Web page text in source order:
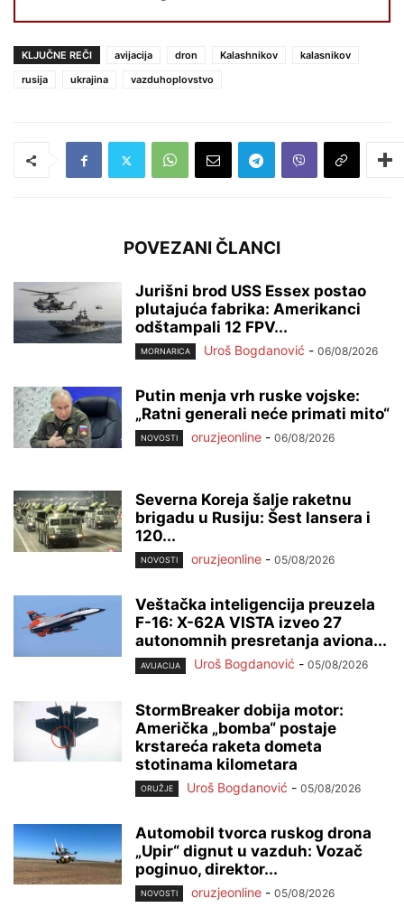
KLJUČNE REČI avijacija dron Kalashnikov
kalasnikov
rusija
ukrajina vazduhoplovstvo
POVEZANI ČLANCI
Jurišni brod USS Essex postao
plutajuća fabrika: Amerikanci
odštampali 12 FPV...
MORNARICA Uroš Bogdanović - 06/08/2026
Putin menja vrh ruske vojske:
„Ratni generali neće primati mito“
NOVOSTI oruzjeonline - 06/08/2026
Severna Koreja šalje raketnu
brigadu u Rusiju: Šest lansera i
120...
NOVOSTI oruzjeonline - 05/08/2026
Veštačka inteligencija preuzela
F-16: X-62A VISTA izveo 27
autonomnih presretanja aviona...
AVIJACIJA Uroš Bogdanović - 05/08/2026
StormBreaker dobija motor:
Američka „bomba“ postaje
krstareća raketa dometa
stotinama kilometara
ORUŽJE Uroš Bogdanović - 05/08/2026
Automobil tvorca ruskog drona
„Upir“ dignut u vazduh: Vozač
poginuo, direktor...
NOVOSTI oruzjeonline - 05/08/2026